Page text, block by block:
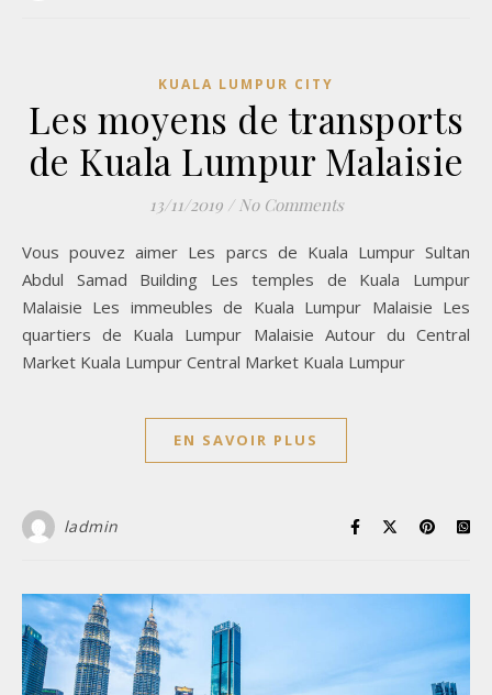
KUALA LUMPUR CITY
Les moyens de transports
de Kuala Lumpur Malaisie
13/11/2019 / No Comments
Vous pouvez aimer Les parcs de Kuala Lumpur Sultan
Abdul Samad Building Les temples de Kuala Lumpur
Malaisie Les immeubles de Kuala Lumpur Malaisie Les
quartiers de Kuala Lumpur Malaisie Autour du Central
Market Kuala Lumpur Central Market Kuala Lumpur
EN SAVOIR PLUS
ladmin